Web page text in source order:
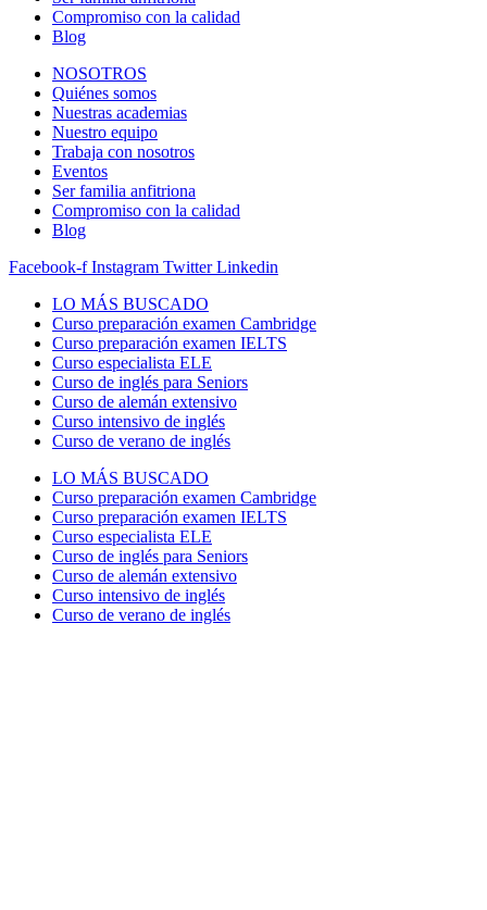
Compromiso con la calidad
Blog
NOSOTROS
Quiénes somos
Nuestras academias
Nuestro equipo
Trabaja con nosotros
Eventos
Ser familia anfitriona
Compromiso con la calidad
Blog
Facebook-f Instagram Twitter Linkedin
LO MÁS BUSCADO
Curso preparación examen Cambridge
Curso preparación examen IELTS
Curso especialista ELE
Curso de inglés para Seniors
Curso de alemán extensivo
Curso intensivo de inglés
Curso de verano de inglés
LO MÁS BUSCADO
Curso preparación examen Cambridge
Curso preparación examen IELTS
Curso especialista ELE
Curso de inglés para Seniors
Curso de alemán extensivo
Curso intensivo de inglés
Curso de verano de inglés